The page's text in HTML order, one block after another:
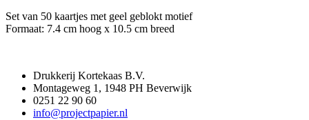
Set van 50 kaartjes met geel geblokt motief
Formaat: 7.4 cm hoog x 10.5 cm breed
Drukkerij Kortekaas B.V.
Montageweg 1, 1948 PH Beverwijk
0251 22 90 60
info@projectpapier.nl